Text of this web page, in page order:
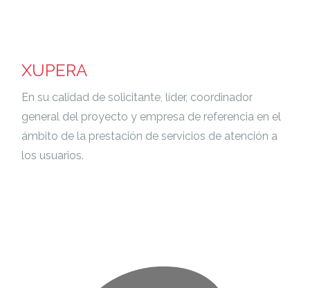
XUPERA
En su calidad de solicitante, líder, coordinador
general del proyecto y empresa de referencia en el
ámbito de la prestación de servicios de atención a
los usuarios.